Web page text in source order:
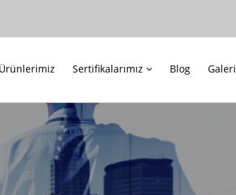
Ürünlerimiz Sertifikalarımız Blog Galeri